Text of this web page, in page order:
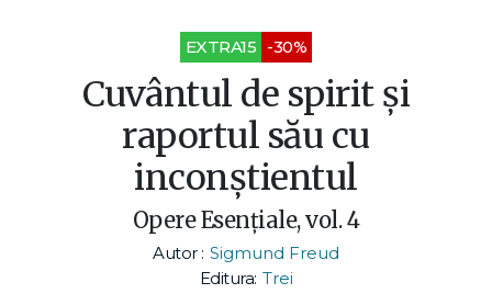
EXTRA15 -30%
Cuvântul de spirit și
raportul său cu
inconștientul
Opere Esenţiale, vol. 4
Autor : Sigmund Freud
Editura: Trei